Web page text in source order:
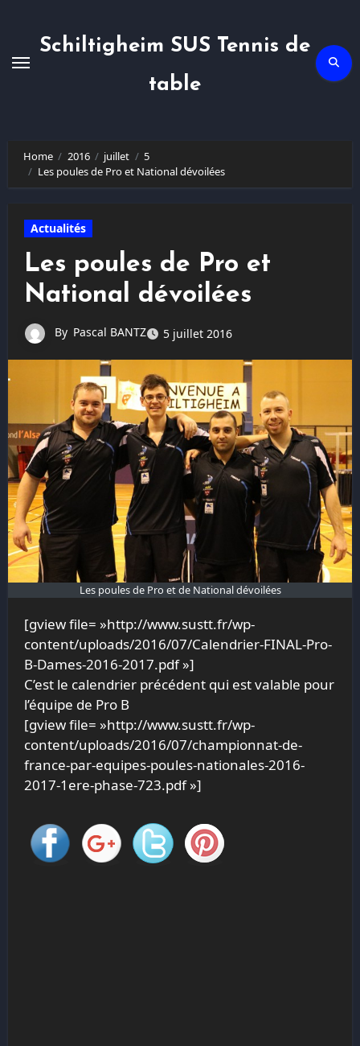
Schiltigheim SUS Tennis de
table
Home 2016 juillet
5
Les poules de Pro et National dévoilées
Actualités
Les poules de Pro et
National dévoilées
By Pascal BANTZ 5 juillet 2016
Les poules de Pro et de National dévoilées
[gview file= »http://www.sustt.fr/wp-
content/uploads/2016/07/Calendrier-FINAL-Pro-
B-Dames-2016-2017.pdf »]
C’est le calendrier précédent qui est valable pour
l’équipe de Pro B
[gview file= »http://www.sustt.fr/wp-
content/uploads/2016/07/championnat-de-
france-par-equipes-poules-nationales-2016-
2017-1ere-phase-723.pdf »]